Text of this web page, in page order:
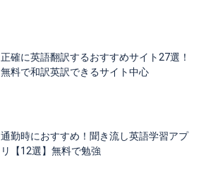
正確に英語翻訳するおすすめサイト27選！
無料で和訳英訳できるサイト中心
通勤時におすすめ！聞き流し英語学習アプ
リ【12選】無料で勉強